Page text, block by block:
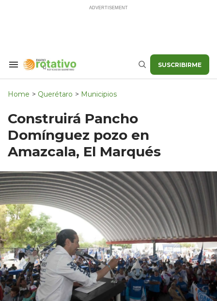
Search
Navigation
Buscar SUSCRIBIRME
Home > Querétaro > Municipios
Construirá Pancho
Domínguez pozo en
Amazcala, El Marqués